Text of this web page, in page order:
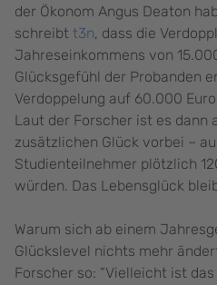
der Ökonom Angus Deaton
schreibt t3n, dass die
Jahreseinkommens von
Glücksgefühl der Probanden
Verdoppelung auf 60.000
Laut der Forscher ist es dann
zusätzlichen Glück vorbei –
Studienteilnehmer plötzlich
würden. Das Lebensglück
Warum sich ab einem
Glückslevel nichts mehr
Forscher so: “Vielleicht ist